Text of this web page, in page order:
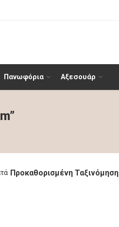
Πανωφόρια Αξεσουάρ
Προκαθορισμένη Ταξινόμηση